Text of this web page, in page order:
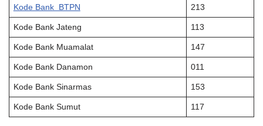
Kode Bank BTPN 213
Kode Bank Jateng 113
Kode Bank Muamalat 147
Kode Bank Danamon 011
Kode Bank Sinarmas 153
Kode Bank Sumut 117